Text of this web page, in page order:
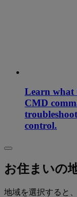
Learn what
CMD
control.
お住まいの
地域を選択すると